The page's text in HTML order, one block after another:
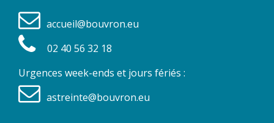
accueil@bouvron.eu
02 40 56 32 18
Urgences week-ends et jours fériés :
astreinte@bouvron.eu